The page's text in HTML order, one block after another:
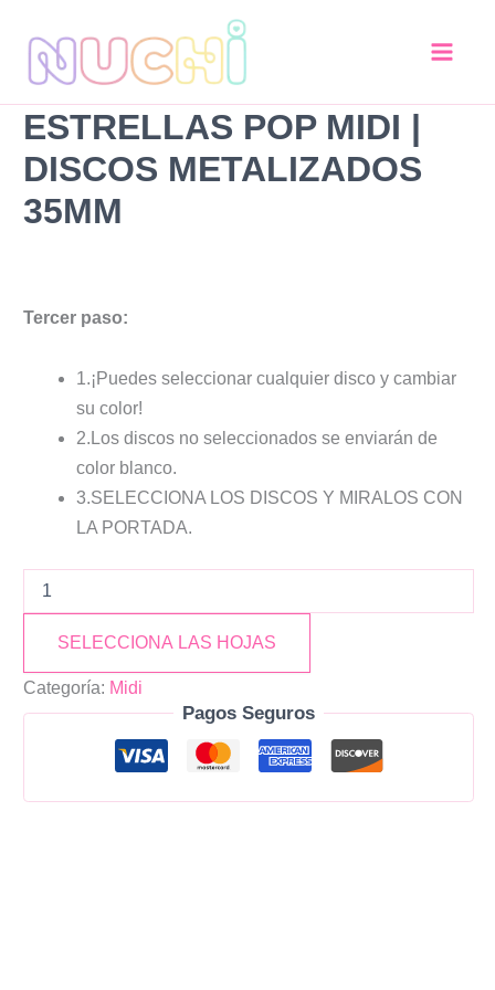
contenido
ESTRELLAS POP MIDI |
DISCOS METALIZADOS
35MM
Tercer paso:
1.¡Puedes seleccionar cualquier disco y cambiar
su color!
2.Los discos no seleccionados se enviarán de
color blanco.
3.SELECCIONA LOS DISCOS Y MIRALOS CON
LA PORTADA.
MIDI
Metalizados
35mm
cantidad
SELECCIONA LAS HOJAS
Categoría: Midi
Pagos Seguros